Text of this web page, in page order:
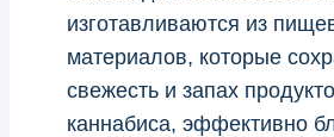
изготавливаются из
материалов, которые
свежесть и запах
каннабиса, эффективно